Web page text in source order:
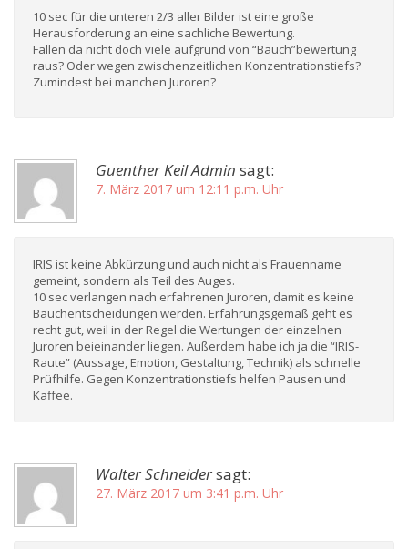
10 sec für die unteren 2/3 aller Bilder ist eine große
Herausforderung an eine sachliche Bewertung.
Fallen da nicht doch viele aufgrund von “Bauch”bewertung
raus? Oder wegen zwischenzeitlichen Konzentrationstiefs?
Zumindest bei manchen Juroren?
Guenther Keil Admin sagt:
7. März 2017 um 12:11 p.m. Uhr
IRIS ist keine Abkürzung und auch nicht als Frauenname
gemeint, sondern als Teil des Auges.
10 sec verlangen nach erfahrenen Juroren, damit es keine
Bauchentscheidungen werden. Erfahrungsgemäß geht es
recht gut, weil in der Regel die Wertungen der einzelnen
Juroren beieinander liegen. Außerdem habe ich ja die “IRIS-
Raute” (Aussage, Emotion, Gestaltung, Technik) als schnelle
Prüfhilfe. Gegen Konzentrationstiefs helfen Pausen und
Kaffee.
Walter Schneidersagt:
27. März 2017 um 3:41 p.m. Uhr